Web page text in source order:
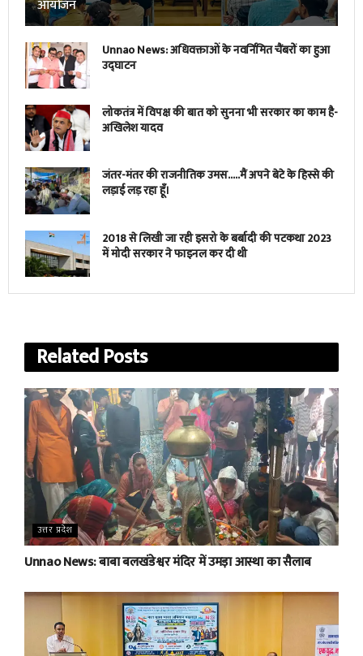
आयोजन
Unnao News: अधिवक्ताओं के नवर्निमित चैंबरों का हुआ
उद्घाटन
लोकतंत्र में विपक्ष की बात को सुनना भी सरकार का काम है-
अखिलेश यादव
जंतर-मंतर की राजनीतिक उमस…..मैं अपने बेटे के हिस्से की
लड़ाई लड़ रहा हूँ।
2018 से लिखी जा रही इसरो के बर्बादी की पटकथा 2023
में मोदी सरकार ने फाइनल कर दी थी
RelatedPosts
उत्तर प्रदेश
Unnao News: बाबा बलखंडेश्वर मंदिर में उमड़ा आस्था का सैलाब